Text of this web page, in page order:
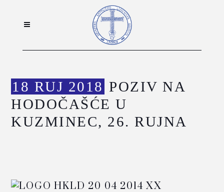
18 RUJ 2018 POZIV NA
HODOČAŠĆE U
KUZMINEC, 26. RUJNA